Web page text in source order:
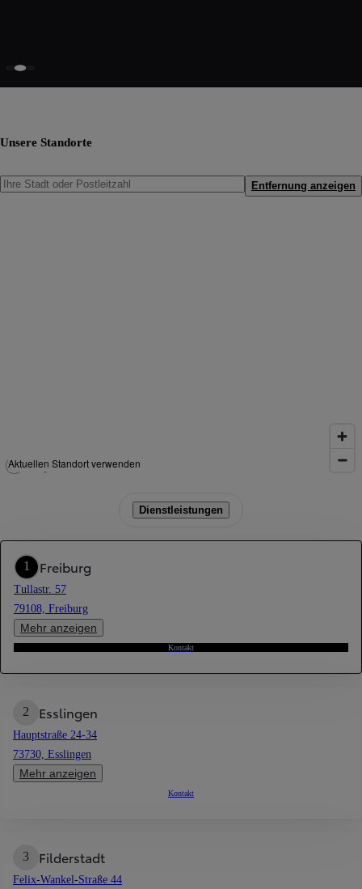
Unsere Standorte
Entfernung anzeigen
Aktuellen Standort verwenden
Dienstleistungen
1 Freiburg
Tullastr. 57
79108, Freiburg
Mehr anzeigen
Kontakt
2 Esslingen
Hauptstraße 24-34
73730, Esslingen
Mehr anzeigen
Kontakt
3 Filderstadt
Felix-Wankel-Straße 44